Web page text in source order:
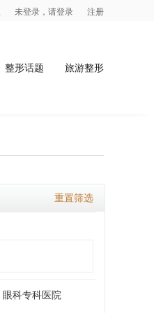
未登录，请登录 注册
整形话题 旅游整形
重置筛选
眼科专科医院